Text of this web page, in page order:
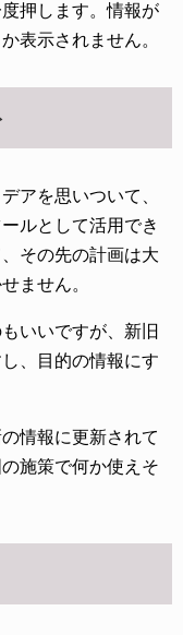
押します。情報が
表示されません。
アを思いついて、
ルとして活用でき
その先の計画は大
ません。
いいですが、新旧
、目的の情報にす
情報に更新されて
施策で何か使えそ